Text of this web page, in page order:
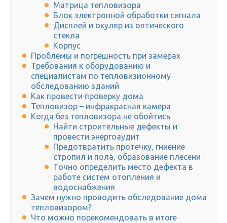
Матрица тепловизора
Блок электронной обработки сигнала
Дисплей и окуляр из оптического
стекла
Корпус
Проблемы и погрешность при замерах
Требования к оборудованию и
специалистам по тепловизионному
обследованию зданий
Как провести проверку дома
Тепловизор – инфракрасная камера
Когда без тепловизора не обойтись
Найти строительные дефекты и
провести энергоаудит
Предотвратить протечку, гниение
стропил и пола, образование плесени
Точно определить место дефекта в
работе систем отопления и
водоснабжения
Зачем нужно проводить обследование дома
тепловизором?
Что можно порекомендовать в итоге